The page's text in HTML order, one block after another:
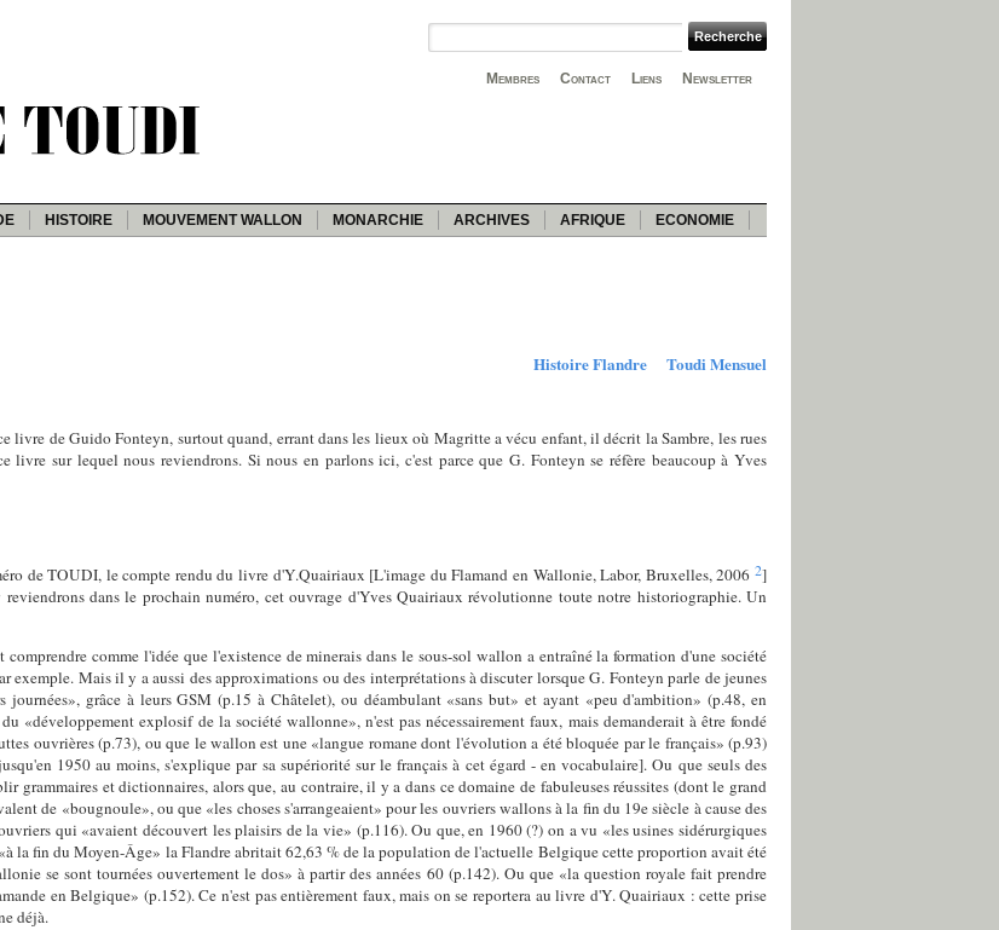
Newsletter
Liens
Contact
Membres
HISTOIRE MOUVEMENT WALLON MONARCHIE ARCHIVES AFRIQUE ECONOMIE
Histoire Flandre Toudi Mensuel
de Guido Fonteyn, surtout quand, errant dans les lieux où Magritte a vécu enfant, il décrit la Sambre, les rues
livre sur lequel nous reviendrons. Si nous en parlons ici, c'est parce que G. Fonteyn se réfère beaucoup à Yves
de TOUDI, le compte rendu du livre d'Y.Quairiaux [L'image du Flamand en Wallonie, Labor, Bruxelles, 2006 2]
dans le prochain numéro, cet ouvrage d'Yves Quairiaux révolutionne toute notre historiographie. Un
comme l'idée que l'existence de minerais dans le sous-sol wallon a entraîné la formation d'une société
exemple. Mais il y a aussi des approximations ou des interprétations à discuter lorsque G. Fonteyn parle de jeunes
grâce à leurs GSM (p.15 à Châtelet), ou déambulant «sans but» et ayant «peu d'ambition» (p.48, en
«développement explosif de la société wallonne», n'est pas nécessairement faux, mais demanderait à être fondé
ouvrières (p.73), ou que le wallon est une «langue romane dont l'évolution a été bloquée par le français» (p.93)
1950 au moins, s'explique par sa supériorité sur le français à cet égard - en vocabulaire]. Ou que seuls des
grammaires et dictionnaires, alors que, au contraire, il y a dans ce domaine de fabuleuses réussites (dont le grand
de «bougnoule», ou que «les choses s'arrangeaient» pour les ouvriers wallons à la fin du 19e siècle à cause des
qui «avaient découvert les plaisirs de la vie» (p.116). Ou que, en 1960 (?) on a vu «les usines sidérurgiques
la fin du Moyen-Âge» la Flandre abritait 62,63 % de la population de l'actuelle Belgique cette proportion avait été
se sont tournées ouvertement le dos» à partir des années 60 (p.142). Ou que «la question royale fait prendre
en Belgique» (p.152). Ce n'est pas entièrement faux, mais on se reportera au livre d'Y. Quairiaux : cette prise
déjà.